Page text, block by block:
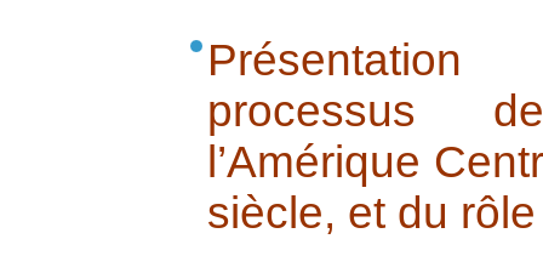
processus
l’Amérique
siècle, et du